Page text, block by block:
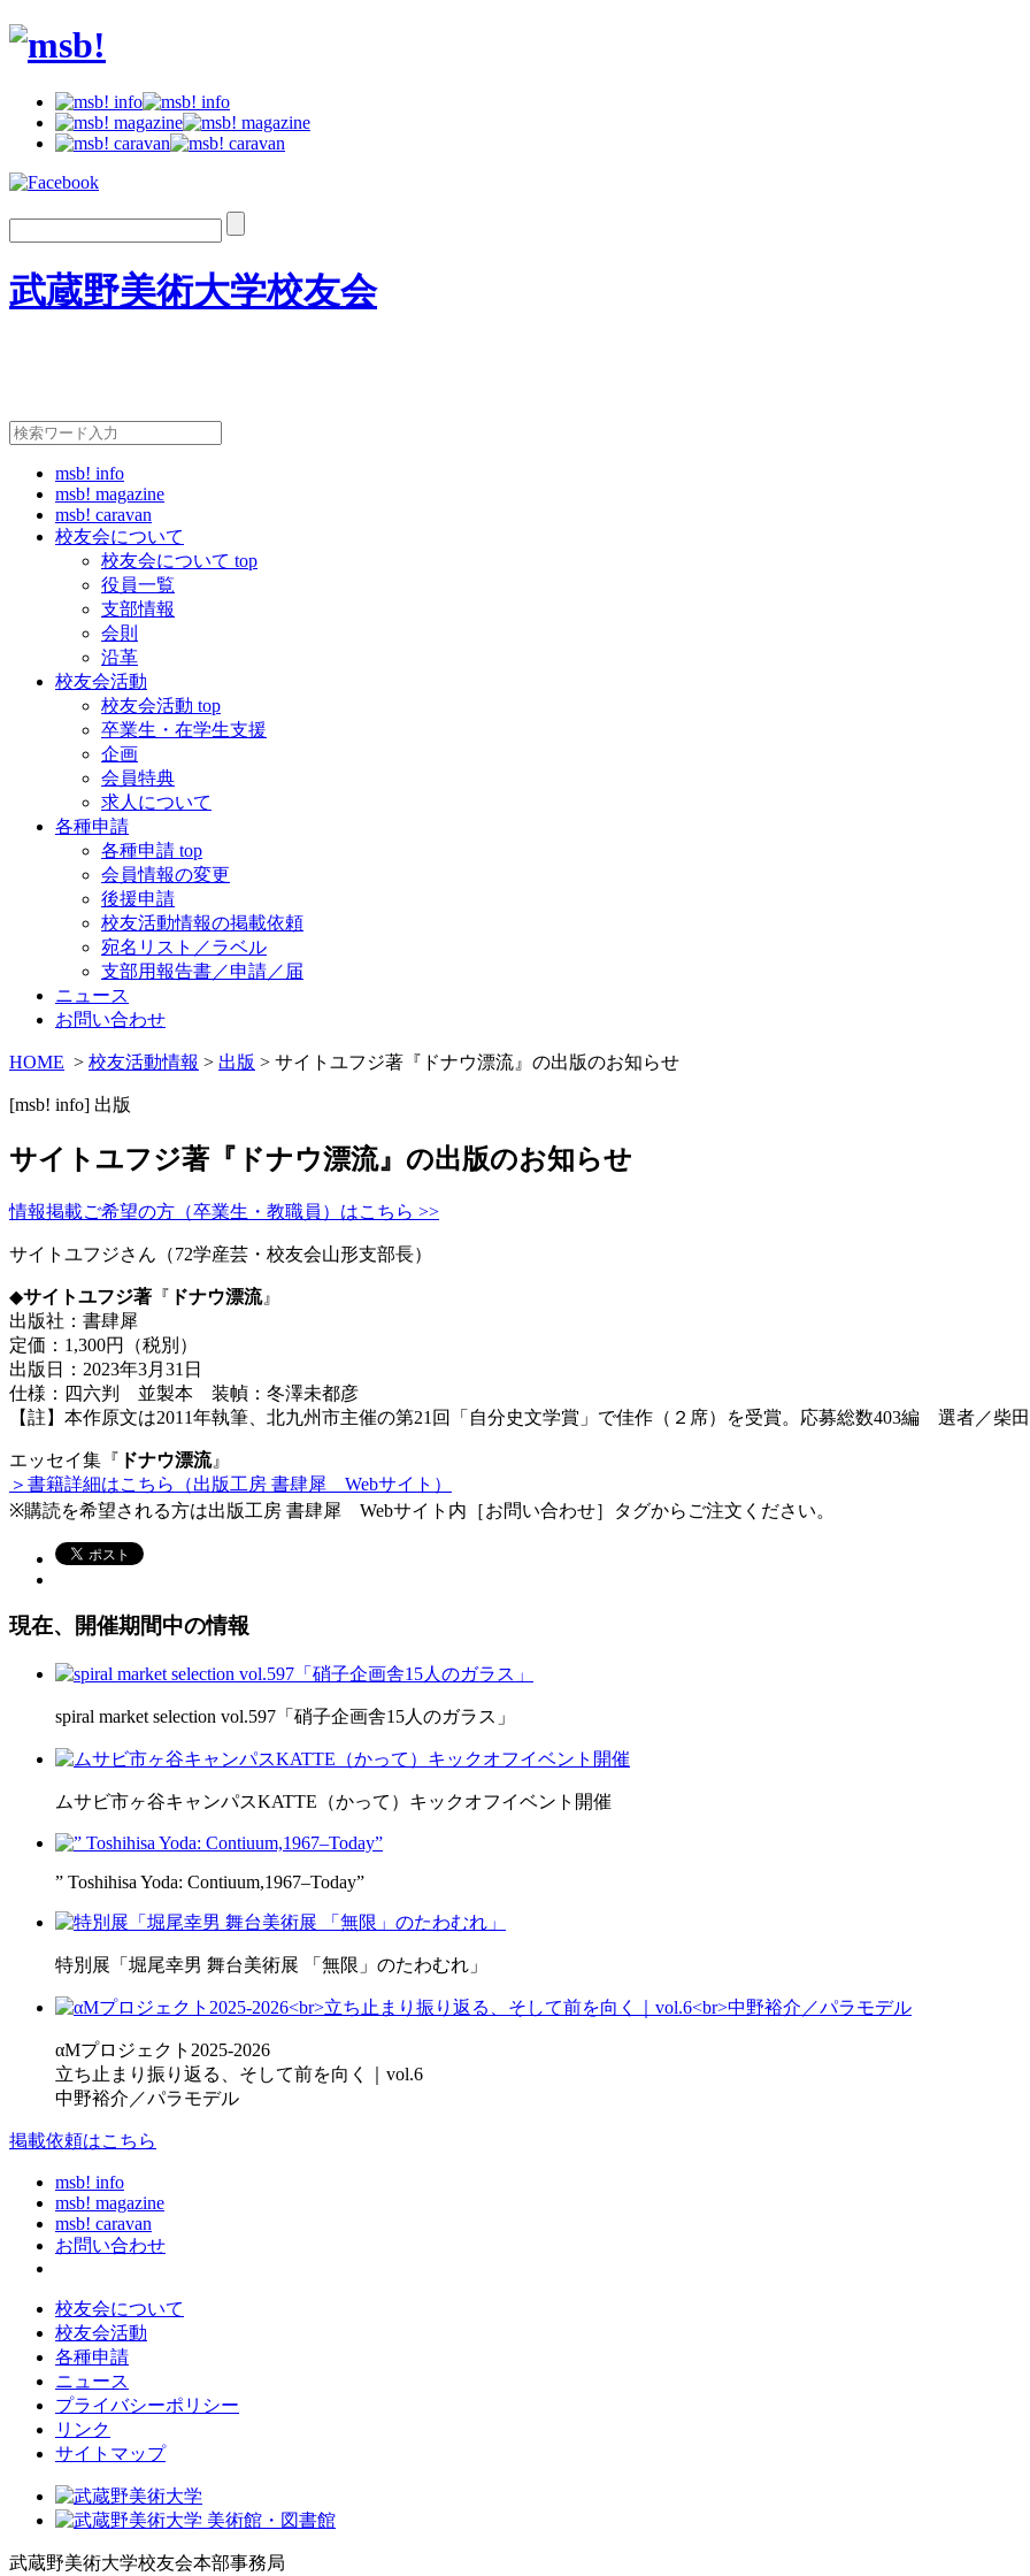
武蔵野美術大学校友会
msb! info
msb! magazine
msb! caravan
校友会について
校友会について top
役員一覧
支部情報
会則
沿革
校友会活動
校友会活動 top
卒業生・在学生支援
企画
会員特典
求人について
各種申請
各種申請 top
会員情報の変更
後援申請
校友活動情報の掲載依頼
宛名リスト／ラベル
支部用報告書／申請／届
ニュース
お問い合わせ
HOME > 校友活動情報 > 出版 > サイトユフジ著『ドナウ漂流』の出版のお知らせ
[msb! info] 出版
サイトユフジ著『ドナウ漂流』の出版のお知らせ
情報掲載ご希望の方（卒業生・教職員）はこちら >>
サイトユフジさん（72学産芸・校友会山形支部長）
◆サイトユフジ著 『 ドナウ漂流』
出版社：書肆犀
定価：1,300円（税別）
出版日：2023年3月31日
仕様：四六判 並製本 装幀：冬澤未都彦
【註】本作原文は2011年執筆、北九州市主催の第21回「自分史文学賞」で佳作（２席）を受賞。応募総数403編 選者／柴
エッセイ集『 ドナウ漂流』
＞書籍詳細はこちら（出版工房 書肆犀 Webサイト）
※購読を希望される方は出版工房 書肆犀 Webサイト内［お問い合わせ］タグからご注文ください。
現在、開催期間中の情報
spiral market selection vol.597「硝子企画舎15人のガラス」
ムサビ市ヶ谷キャンパスKATTE（かって）キックオフイベント開催
” Toshihisa Yoda: Contiuum,1967–Today”
特別展「堀尾幸男 舞台美術展 「無限」のたわむれ」
αMプロジェクト2025-2026
立ち止まり振り返る、そして前を向く｜vol.6
中野裕介／パラモデル
掲載依頼はこちら
msb! info
msb! magazine
msb! caravan
お問い合わせ
校友会について
校友会活動
各種申請
ニュース
プライバシーポリシー
リンク
サイトマップ
武蔵野美術大学校友会本部事務局